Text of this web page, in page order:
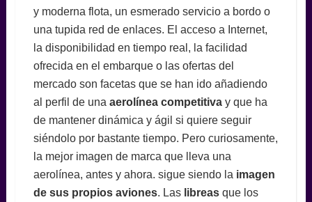
y moderna flota, un esmerado servicio a bordo o
una tupida red de enlaces. El acceso a Internet,
la disponibilidad en tiempo real, la facilidad
ofrecida en el embarque o las ofertas del
mercado son facetas que se han ido añadiendo
al perfil de una aerolínea competitivay que ha
de mantener dinámica y ágil si quiere seguir
siéndolo por bastante tiempo. Pero curiosamente,
la mejor imagen de marca que lleva una
aerolínea, antes y ahora. sigue siendo la imagen
de sus propios aviones. Laslibreasque los